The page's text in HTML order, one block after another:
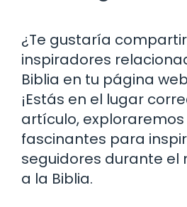
¿Te gustaría
inspiradores
Biblia en tu página
¡Estás en el lugar
artículo,
fascinantes para
seguidores durante el
a la Biblia.